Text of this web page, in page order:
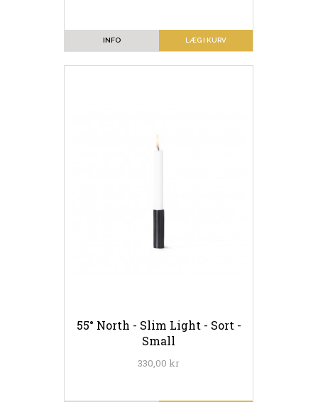
LÆG I KURV
INFO
55° North - Slim Light - Sort -
Small
330,00 kr